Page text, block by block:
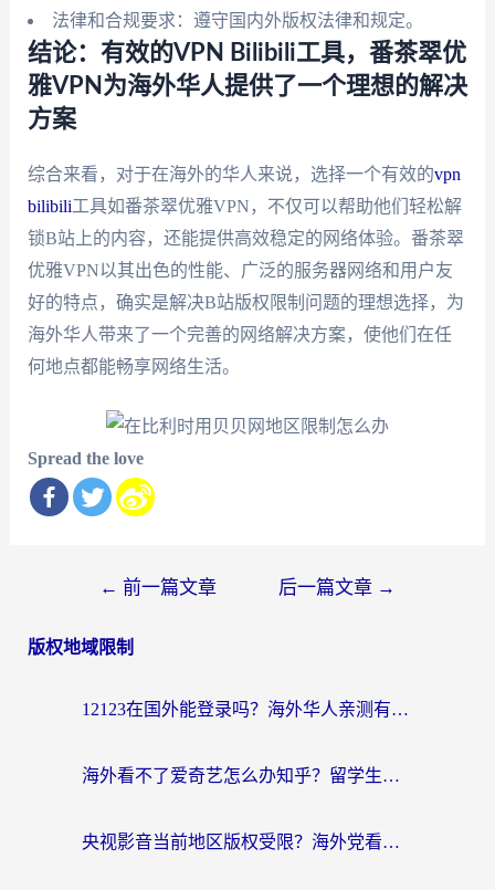
法律和合规要求：遵守国内外版权法律和规定。
结论：有效的VPN Bilibili工具，番茶翠优
雅VPN为海外华人提供了一个理想的解决
方案
综合来看，对于在海外的华人来说，选择一个有效的vpn
bilibili工具如番茶翠优雅VPN，不仅可以帮助他们轻松解
锁B站上的内容，还能提供高效稳定的网络体验。番茶翠
优雅VPN以其出色的性能、广泛的服务器网络和用户友
好的特点，确实是解决B站版权限制问题的理想选择，为
海外华人带来了一个完善的网络解决方案，使他们在任
何地点都能畅享网络生活。
Spread the love
导
← 前一篇文章 后一篇文章 →
版权地域限制
12123在国外能登录吗？海外华人亲测有效的回国加速器选择指南
海外看不了爱奇艺怎么办知乎？留学生亲测有效的回国加速方案
央视影音当前地区版权受限？海外党看国内剧、追电视台的终极解决方案